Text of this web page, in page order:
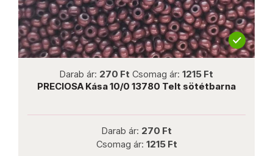
Csomag ár:1215 Ft
Kása 10/0 13780 Telt sötétbarna
1215 Ft
PRECIOSA